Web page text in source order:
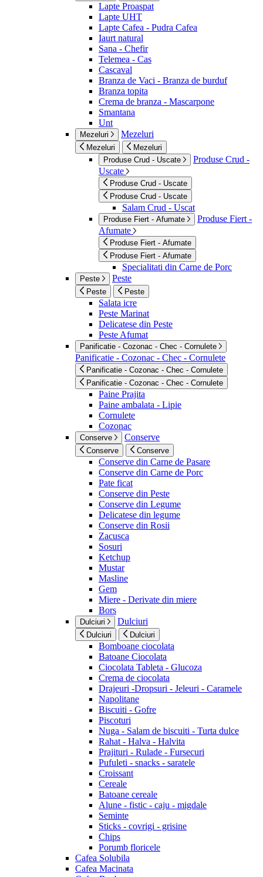
Lapte Proaspat
Lapte UHT
Lapte Cafea - Pudra Cafea
Iaurt natural
Sana - Chefir
Telemea - Cas
Cascaval
Branza de Vaci - Branza de burduf
Branza topita
Crema de branza - Mascarpone
Smantana
Unt
Mezeluri Mezeluri
Mezeluri
Mezeluri
Produse Crud - Uscate
Produse Crud -
Uscate
Produse Crud - Uscate
Produse Crud - Uscate
Salam Crud - Uscat
Produse Fiert - Afumate
Produse Fiert -
Afumate
Produse Fiert - Afumate
Produse Fiert - Afumate
Specialitati din Carne de Porc
Peste Peste
Peste Peste
Salata icre
Peste Marinat
Delicatese din Peste
Peste Afumat
Panificatie - Cozonac - Chec - Cornulete
Panificatie - Cozonac - Chec - Cornulete
Panificatie - Cozonac - Chec - Cornulete
Panificatie - Cozonac - Chec - Cornulete
Paine Prajita
Paine ambalata - Lipie
Cornulete
Cozonac
Conserve Conserve
Conserve Conserve
Conserve din Carne de Pasare
Conserve din Carne de Porc
Pate ficat
Conserve din Peste
Conserve din Legume
Delicatese din legume
Conserve din Rosii
Zacusca
Sosuri
Ketchup
Mustar
Masline
Gem
Miere - Derivate din miere
Bors
Dulciuri Dulciuri
Dulciuri Dulciuri
Bomboane ciocolata
Batoane Ciocolata
Ciocolata Tableta - Glucoza
Crema de ciocolata
Drajeuri -Dropsuri - Jeleuri - Caramele
Napolitane
Biscuiti - Gofre
Piscoturi
Nuga - Salam de biscuiti - Turta dulce
Rahat - Halva - Halvita
Prajituri - Rulade - Fursecuri
Pufuleti - snacks - saratele
Croissant
Cereale
Batoane cereale
Alune - fistic - caju - migdale
Seminte
Sticks - covrigi - grisine
Chips
Porumb floricele
Cafea Solubila
Cafea Macinata